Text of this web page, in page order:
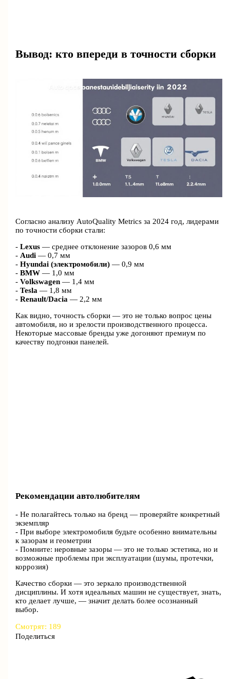
Вывод: кто впереди в точности сборки
Согласно анализу AutoQuality Metrics за 2024 год, лидерами
по точности сборки стали:
-Lexus — среднее отклонение зазоров 0,6 мм
- Audi — 0,7 мм
-Hyundai (электромобили) — 0,9 мм
-BMW — 1,0 мм
-Volkswagen — 1,4 мм
-Tesla — 1,8 мм
-Renault/Dacia — 2,2 мм
Как видно, точность сборки — это не только вопрос цены
автомобиля, но и зрелости производственного процесса.
Некоторые массовые бренды уже догоняют премиум по
качеству подгонки панелей.
Рекомендации автолюбителям
- Не полагайтесь только на бренд — проверяйте конкретный
экземпляр
- При выборе электромобиля будьте особенно внимательны
к зазорам и геометрии
- Помните: неровные зазоры — это не только эстетика, но и
возможные проблемы при эксплуатации (шумы, протечки,
коррозия)
Качество сборки — это зеркало производственной
дисциплины. И хотя идеальных машин не существует, знать,
кто делает лучше, — значит делать более осознанный
выбор.
Смотрят: 189
Поделиться